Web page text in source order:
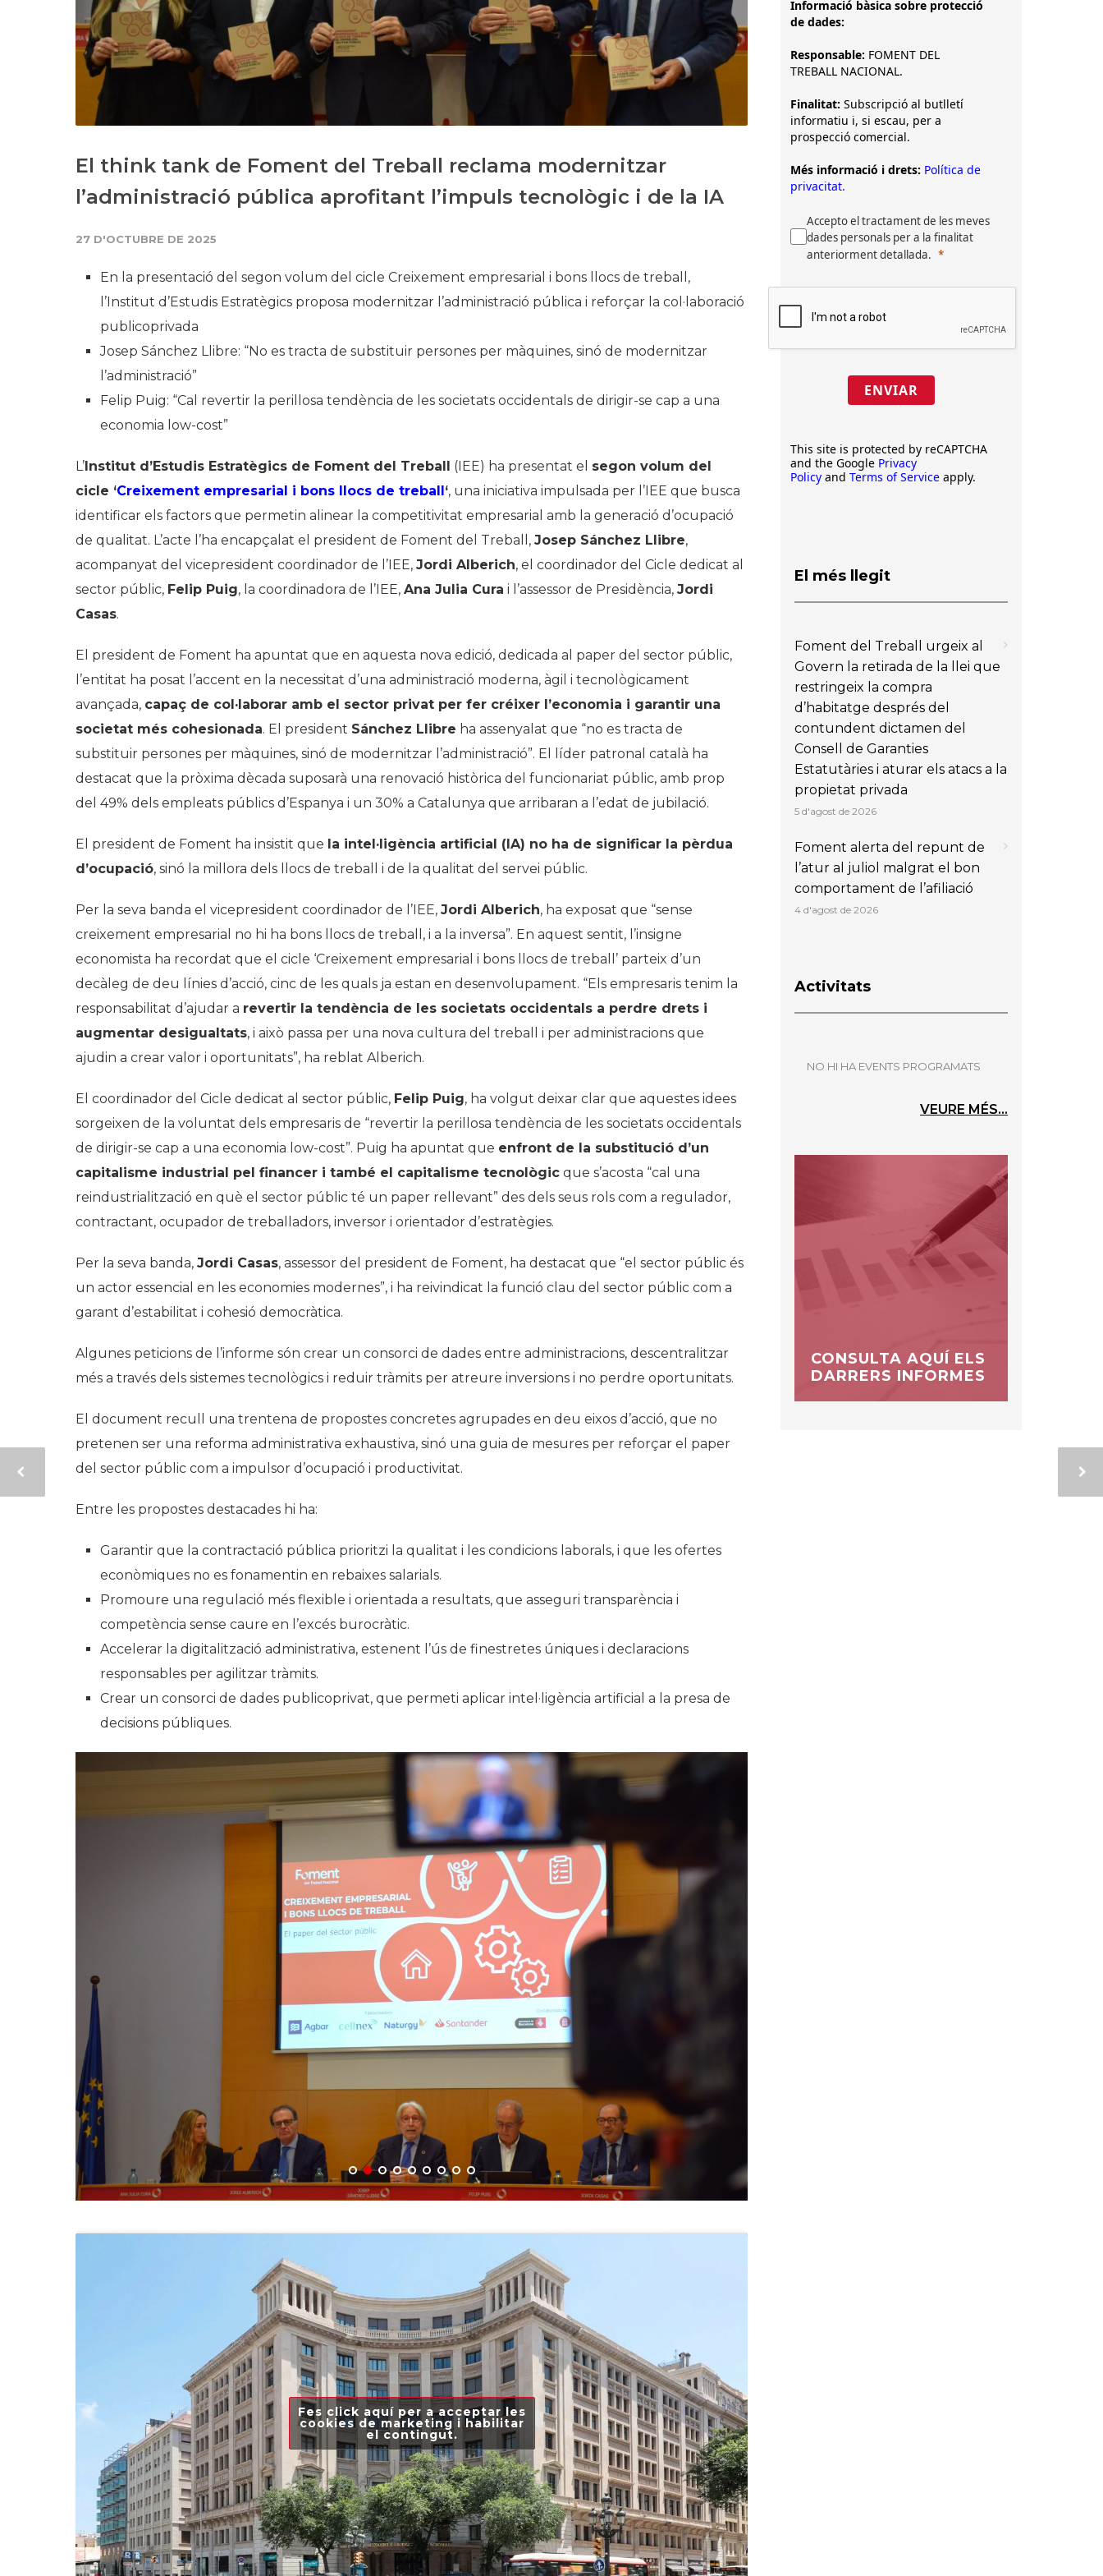
Història
Galeria de Presidents
Biblioteca Arxiu
El think tank de Foment del Treball reclama modernitzar
l’administració pública aprofitant l’impuls tecnològic i de la IA
27 D'OCTUBRE DE 2025
En la presentació del segon volum del cicle Creixement empresarial i bons llocs de treball ,
l’Institut d’Estudis Estratègics proposa modernitzar l’administració pública i reforçar la col·laboració
publicoprivada
Josep Sánchez Llibre: “No es tracta de substituir persones per màquines, sinó de modernitzar
l’administració”
Felip Puig: “Cal revertir la perillosa tendència de les societats occidentals de dirigir-se cap a una
economia low-cost”
L’Institut d’Estudis Estratègics de Foment del Treball (IEE) ha presentat el segon volum del
cicle ‘Creixement empresarial i bons llocs de treball‘, una iniciativa impulsada per l’IEE que busca
identificar els factors que permetin alinear la competitivitat empresarial amb la generació d’ocupació
de qualitat. L’acte l’ha encapçalat el president de Foment del Treball, Josep Sánchez Llibre,
acompanyat del vicepresident coordinador de l’IEE, Jordi Alberich, el coordinador del Cicle dedicat al
sector públic, Felip Puig, la coordinadora de l’IEE, Ana Julia Cura i l’assessor de Presidència, Jordi
Casas.
El president de Foment ha apuntat que en aquesta nova edició, dedicada al paper del sector públic,
l’entitat ha posat l’accent en la necessitat d’una administració moderna, àgil i tecnològicament
avançada, capaç de col·laborar amb el sector privat per fer créixer l’economia i garantir una
societat més cohesionada. El president Sánchez Llibre ha assenyalat que “no es tracta de
substituir persones per màquines, sinó de modernitzar l’administració”. El líder patronal català ha
destacat que la pròxima dècada suposarà una renovació històrica del funcionariat públic, amb prop
del 49% dels empleats públics d’Espanya i un 30% a Catalunya que arribaran a l’edat de jubilació.
El president de Foment ha insistit que la intel·ligència artificial (IA) no ha de significar la pèrdua
d’ocupació, sinó la millora dels llocs de treball i de la qualitat del servei públic.
Per la seva banda el vicepresident coordinador de l’IEE, Jordi Alberich, ha exposat que “sense
creixement empresarial no hi ha bons llocs de treball, i a la inversa”. En aquest sentit, l’insigne
economista ha recordat que el cicle ‘Creixement empresarial i bons llocs de treball’ parteix d’un
decàleg de deu línies d’acció, cinc de les quals ja estan en desenvolupament. “Els empresaris tenim la
responsabilitat d’ajudar a revertir la tendència de les societats occidentals a perdre drets i
augmentar desigualtats, i això passa per una nova cultura del treball i per administracions que
ajudin a crear valor i oportunitats”, ha reblat Alberich.
El coordinador del Cicle dedicat al sector públic, Felip Puig, ha volgut deixar clar que aquestes idees
sorgeixen de la voluntat dels empresaris de “revertir la perillosa tendència de les societats occidentals
de dirigir-se cap a una economia low-cost”. Puig ha apuntat que enfront de la substitució d’un
capitalisme industrial pel financer i també el capitalisme tecnològic que s’acosta “cal una
reindustrialització en què el sector públic té un paper rellevant” des dels seus rols com a regulador,
contractant, ocupador de treballadors, inversor i orientador d’estratègies.
Per la seva banda, Jordi Casas, assessor del president de Foment, ha destacat que “el sector públic és
un actor essencial en les economies modernes”, i ha reivindicat la funció clau del sector públic com a
garant d’estabilitat i cohesió democràtica.
Algunes peticions de l’informe són crear un consorci de dades entre administracions, descentralitzar
més a través dels sistemes tecnològics i reduir tràmits per atreure inversions i no perdre oportunitats.
El document recull una trentena de propostes concretes agrupades en deu eixos d’acció, que no
pretenen ser una reforma administrativa exhaustiva, sinó una guia de mesures per reforçar el paper
del sector públic com a impulsor d’ocupació i productivitat.
Entre les propostes destacades hi ha:
Garantir que la contractació pública prioritzi la qualitat i les condicions laborals, i que les ofertes
econòmiques no es fonamentin en rebaixes salarials.
Promoure una regulació més flexible i orientada a resultats, que asseguri transparència i
competència sense caure en l’excés burocràtic.
Accelerar la digitalització administrativa, estenent l’ús de finestretes úniques i declaracions
responsables per agilitzar tràmits.
Crear un consorci de dades publicoprivat, que permeti aplicar intel·ligència artificial a la presa de
decisions públiques.
Fes click aquí per a acceptar les
cookies de marketing i habilitar
el contingut.
Informació bàsica sobre protecció
de dades:
Responsable: FOMENT DEL
TREBALL NACIONAL.
Finalitat: Subscripció al butlletí
informatiu i, si escau, per a
prospecció comercial.
Més informació i drets: Política de
privacitat.
Accepto el tractament de les meves
dades personals per a la finalitat
anteriorment detallada.
ENVIAR
This site is protected by reCAPTCHA
and the Google Privacy
Policy and Terms of Service apply.
El més llegit
Foment del Treball urgeix al
Govern la retirada de la llei que
restringeix la compra
d’habitatge després del
contundent dictamen del
Consell de Garanties
Estatutàries i aturar els atacs a la
propietat privada
5 d'agost de 2026
Foment alerta del repunt de
l’atur al juliol malgrat el bon
comportament de l’afiliació
4 d'agost de 2026
Activitats
NO HI HA EVENTS PROGRAMATS
VEURE MÉS...
CONSULTA AQUÍ ELS
DARRERS INFORMES